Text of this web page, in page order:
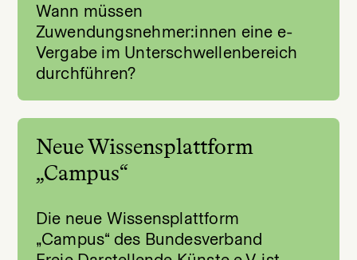
Wann müssen
Zuwendungsnehmer:innen eine e-
Vergabe im Unterschwellenbereich
durchführen?
Neue Wissensplattform
„Campus“
Die neue Wissensplattform
„Campus“ des Bundesverband